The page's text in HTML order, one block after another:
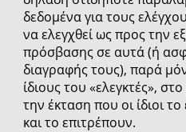
δεδομένα για τους
να ελεγχθεί ως προς την
πρόσβασης σε αυτά (ή
διαγραφής τους), παρά
ίδιους του «ελεγκτές»,
την έκταση που οι ίδιοι
και το επιτρέπουν.